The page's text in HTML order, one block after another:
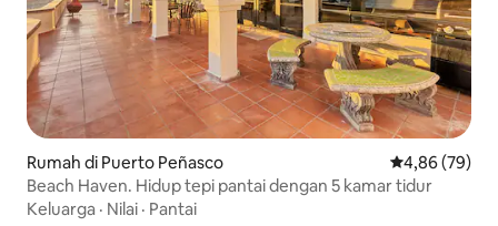
Rumah di Puerto Peñasco Nilai rata-rata
4,86 (79)
Beach Haven. Hidup tepi pantai dengan 5 kamar tidur
Keluarga · Nilai · Pantai